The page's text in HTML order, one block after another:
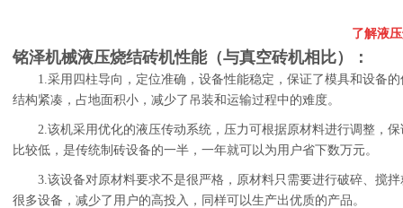
了解液
铭泽机械液压烧结砖机性能（与真空砖机相比）：
1. 采用四柱导向，定位准确，设备性能稳定，保证了模具和设备
结构紧凑，占地面积小，减少了吊装和运输过程中的难度。
2. 该机采用优化的液压传动系统，压力可根据原材料进行调整，
比较低，是传统制砖设备的一半，一年就可以为用户省下数万元。
3. 该设备对原材料要求不是很严格，原材料只需要进行破碎、搅
很多设备，减少了用户的高投入，同样可以生产出优质的产品。